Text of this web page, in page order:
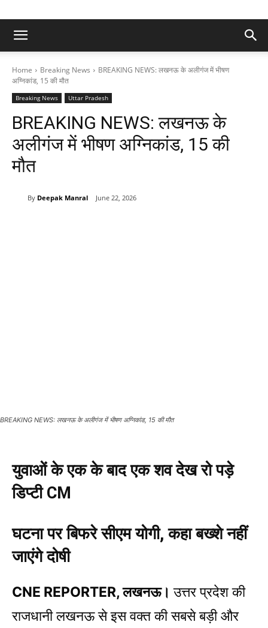
Home Breaking News
BREAKING NEWS: लखनऊ के अलीगंज में भीषण
अग्निकांड, 15 की मौत
Breaking News Uttar Pradesh
BREAKING NEWS: लखनऊ के
अलीगंज में भीषण अग्निकांड, 15 की
मौत
By Deepak Manral June 22, 2026
BREAKING NEWS: लखनऊ के अलीगंज में भीषण अग्निकांड, 15 की मौत
युवाओं के एक के बाद एक शव देख रो पड़े
डिप्टी CM
घटना पर बिफरे सीएम योगी, कहा बख्शे नहीं
जाएंगे दोषी
CNE REPORTER, लखनऊ।उत्तर प्रदेश की
राजधानी लखनऊ से इस वक्त की सबसे बड़ी और